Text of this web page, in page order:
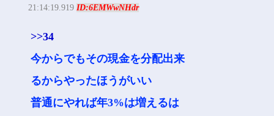
21:14:19.919ID:6EMWwNHdr
>>34
今からでもその現金を分配出来
るからやったほうがいい
普通にやれば年3%は増えるは